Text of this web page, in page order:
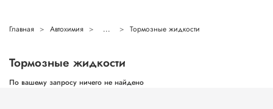
Главная Автохимия ... Тормозные жидкости
Тормозные жидкости
По вашему запросу ничего не найдено